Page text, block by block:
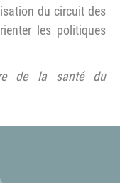
du circuit des
les politiques
de la santé du